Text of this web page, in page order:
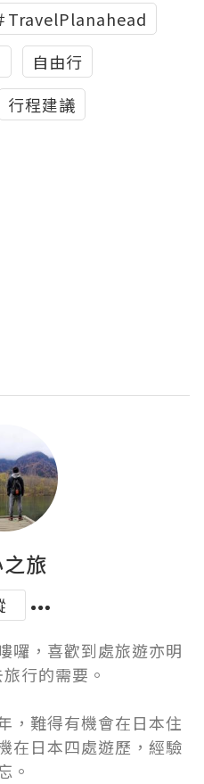
TravelPlanahead
自由行
行程建議
旅
囉，喜歡到處旅遊亦明
行的需要。
，難得有機會在日本住
在日本四處遊歷，經驗
。